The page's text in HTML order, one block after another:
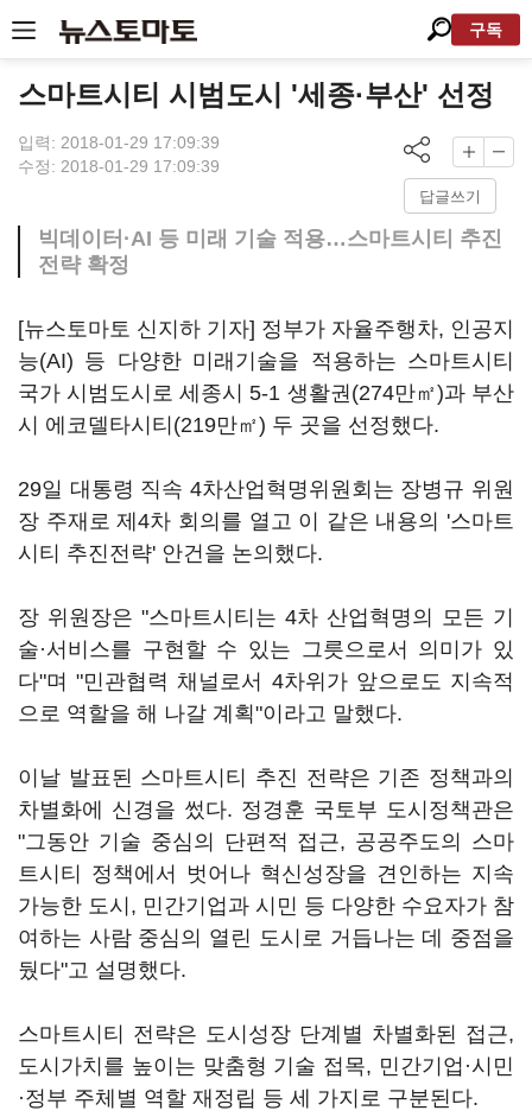
구독
스마트시티 시범도시 '세종·부산' 선정
입력: 2018-01-29 17:09:39
수정: 2018-01-29 17:09:39
답글쓰기
빅데이터·AI 등 미래 기술 적용…스마트시티 추진
전략 확정
[뉴스토마토 신지하 기자] 정부가 자율주행차, 인공지
능(AI) 등 다양한 미래기술을 적용하는 스마트시티
국가 시범도시로 세종시 5-1 생활권(274만㎡)과 부산
시 에코델타시티(219만㎡) 두 곳을 선정했다.
29일 대통령 직속 4차산업혁명위원회는 장병규 위원
장 주재로 제4차 회의를 열고 이 같은 내용의 '스마트
시티 추진전략' 안건을 논의했다.
장 위원장은 "스마트시티는 4차 산업혁명의 모든 기
술·서비스를 구현할 수 있는 그릇으로서 의미가 있
다"며 "민관협력 채널로서 4차위가 앞으로도 지속적
으로 역할을 해 나갈 계획"이라고 말했다.
이날 발표된 스마트시티 추진 전략은 기존 정책과의
차별화에 신경을 썼다. 정경훈 국토부 도시정책관은
"그동안 기술 중심의 단편적 접근, 공공주도의 스마
트시티 정책에서 벗어나 혁신성장을 견인하는 지속
가능한 도시, 민간기업과 시민 등 다양한 수요자가 참
여하는 사람 중심의 열린 도시로 거듭나는 데 중점을
뒀다"고 설명했다.
스마트시티 전략은 도시성장 단계별 차별화된 접근,
도시가치를 높이는 맞춤형 기술 접목, 민간기업·시민
·정부 주체별 역할 재정립 등 세 가지로 구분된다.